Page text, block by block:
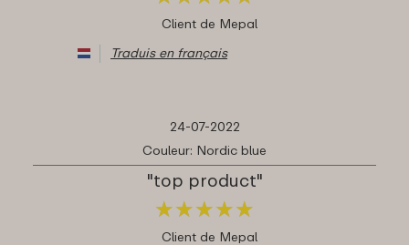
Client de Mepal
Traduis en français
24-07-2022
Couleur: Nordic blue
"top product"
★★★★★
★★★★★
Client de Mepal